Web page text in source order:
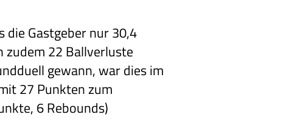
die Gastgeber nur 30,4
zudem 22 Ballverluste
gewann, war dies im
27 Punkten zum
6 Rebounds)